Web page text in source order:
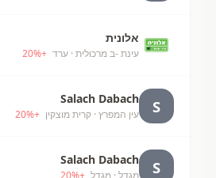
אלונית
עינת -ב מרכולית · ערד +
20%
S
Salach Dabach
עין המפרץ · קרית מוצקין +
20%
S
Salach Dabach
מגדל · מגדל +
20%